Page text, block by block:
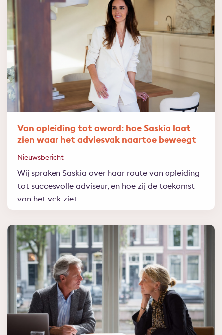
Van opleiding tot award: hoe Saskia laat
zien waar het adviesvak naartoe beweegt
Nieuwsbericht
Wij spraken Saskia over haar route van opleiding
tot succesvolle adviseur, en hoe zij de toekomst
van het vak ziet.